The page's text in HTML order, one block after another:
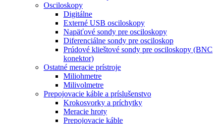
Osciloskopy
Digitálne
Externé USB osciloskopy
Napäťové sondy pre osciloskopy
Diferenciálne sondy pre osciloskop
Prúdové klieštové sondy pre osciloskopy (BNC
konektor)
Ostatné meracie prístroje
Miliohmetre
Milivolmetre
Prepojovacie káble a príslušenstvo
Krokosvorky a príchytky
Meracie hroty
Prepojovacie káble